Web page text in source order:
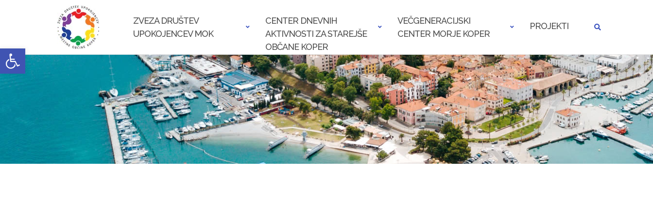
Open toolbar
ZVEZA DRUŠTEV
UPOKOJENCEV MOK
CENTER DNEVNIH
AKTIVNOSTI ZA STAREJŠE
OBČANE KOPER
VEČGENERACIJSKI
CENTER MORJE KOPER
PROJEKTI